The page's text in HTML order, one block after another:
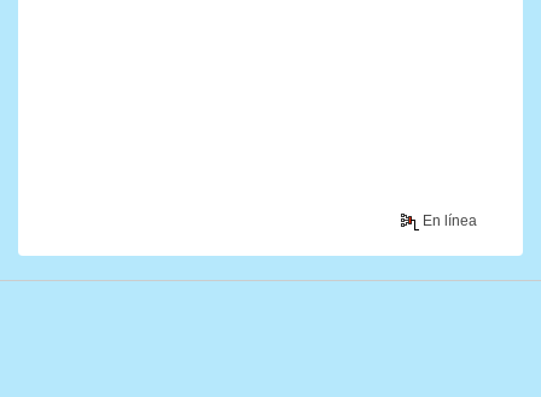
En línea